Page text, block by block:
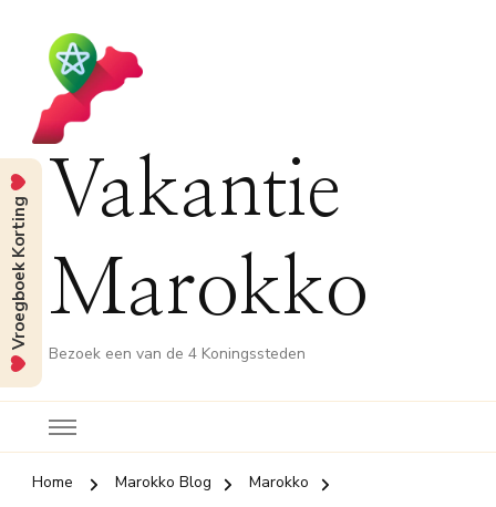
Vakantie
Marokko
Bezoek een van de 4 Koningssteden
Home Marokko Blog
Marokko
Vroegboek Korting